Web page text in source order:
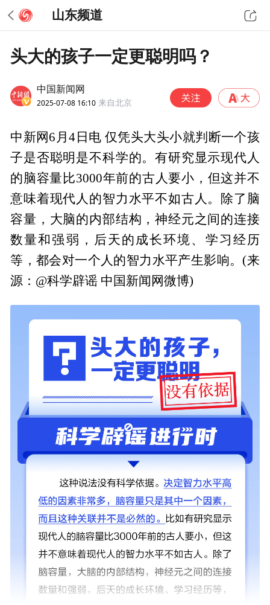
山东频道
头大的孩子一定更聪明吗？
中国新闻网
2025-07-08 16:10 来自北京
中新网6月4日电 仅凭头大头小就判断一个孩
子是否聪明是不科学的。有研究显示现代人
的脑容量比3000年前的古人要小，但这并不
意味着现代人的智力水平不如古人。除了脑
容量，大脑的内部结构，神经元之间的连接
数量和强弱，后天的成长环境、学习经历
等，都会对一个人的智力水平产生影响。(来
源：@科学辟谣 中国新闻网微博)